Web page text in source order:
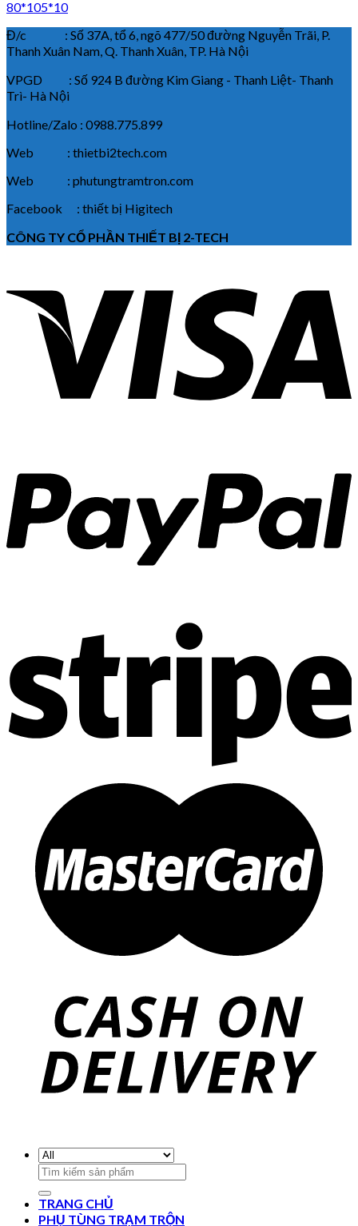
80*105*10
Đ/c : Số 37A, tổ 6, ngõ 477/50 đường Nguyễn Trãi, P.
Thanh Xuân Nam, Q. Thanh Xuân, TP. Hà Nội
VPGD : Số 924 B đường Kim Giang - Thanh Liệt- Thanh
Trì- Hà Nội
Hotline/Zalo : 0988.775.899
Web : thietbi2tech.com
Web : phutungtramtron.com
Facebook : thiết bị Higitech
CÔNG TY CỔ PHẦN THIẾT BỊ 2-TECH
Search
for:
TRANG CHỦ
PHỤ TÙNG TRẠM TRỘN